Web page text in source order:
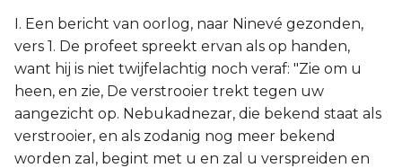
I. Een bericht van oorlog, naar Ninevé gezonden,
vers 1. De profeet spreekt ervan als op handen,
want hij is niet twijfelachtig noch veraf: "Zie om u
heen, en zie, De verstrooier trekt tegen uw
aangezicht op. Nebukadnezar, die bekend staat als
verstrooier, en als zodanig nog meer bekend
worden zal, begint met u en zal u verspreiden en